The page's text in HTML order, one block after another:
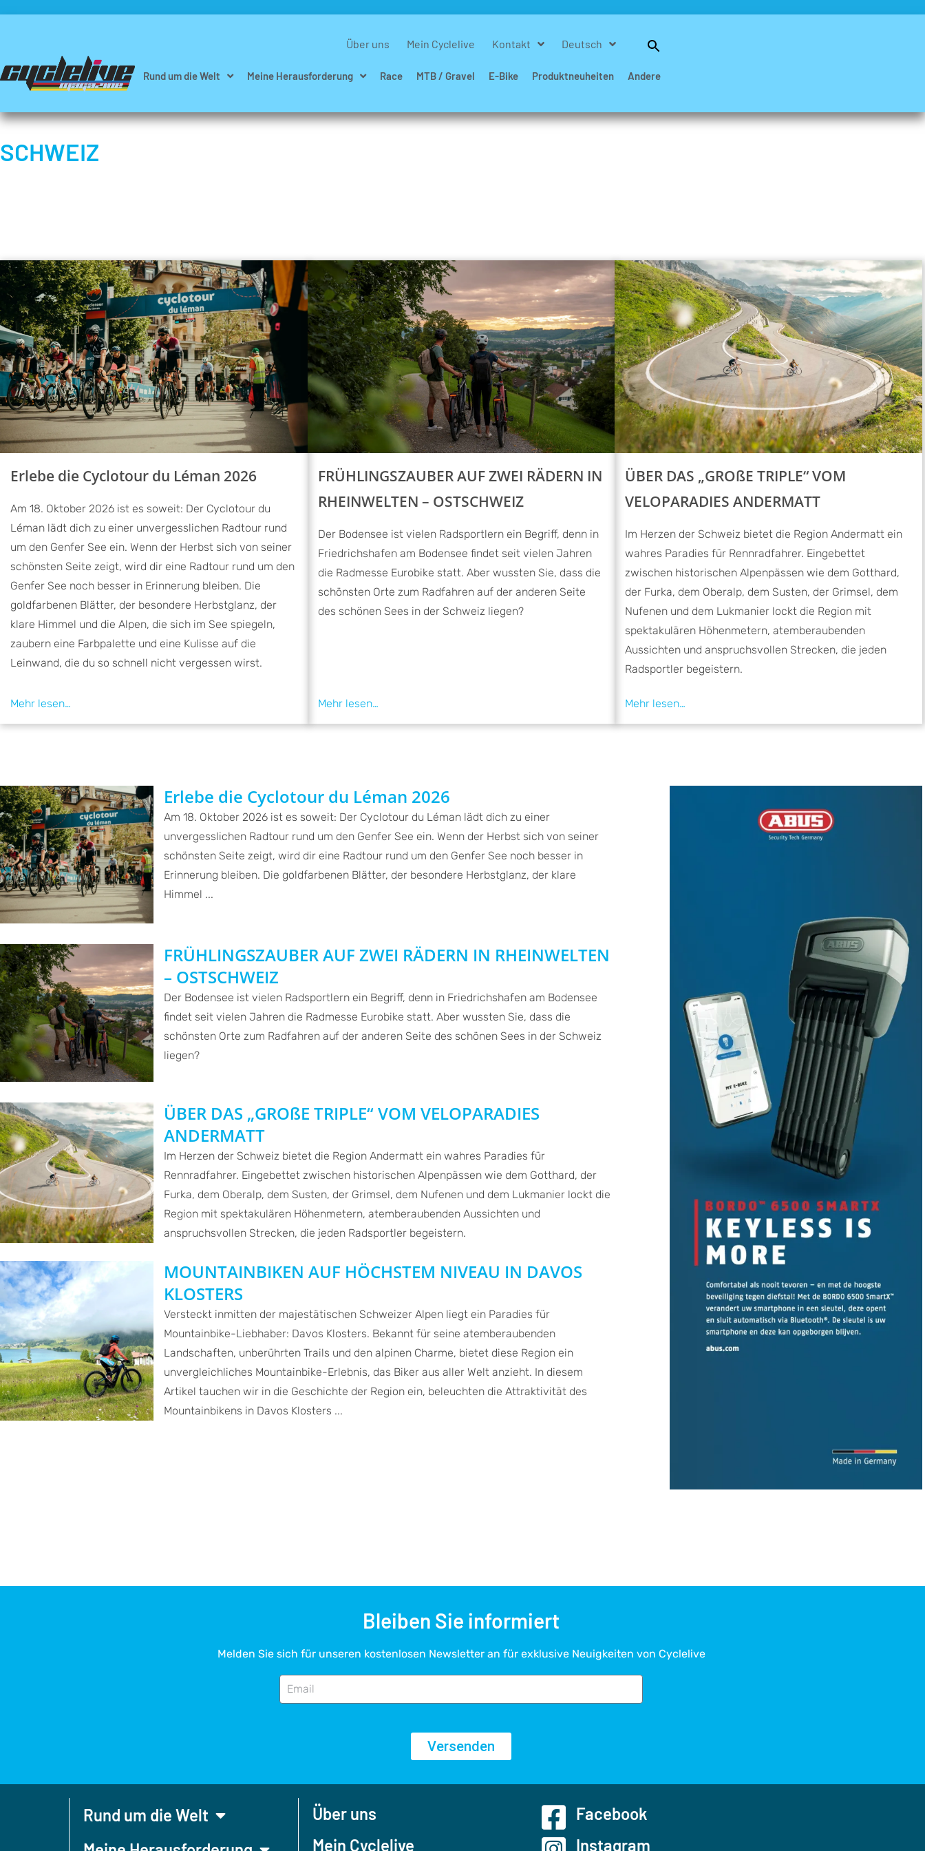
Über uns Mein Cyclelive Kontakt Deutsch
Rund um die Welt Meine Herausforderung Race MTB / Gravel E-Bike Produktneuheiten Andere
SCHWEIZ
Erlebe die Cyclotour du Léman 2026
Am 18. Oktober 2026 ist es soweit: Der Cyclotour du
Léman lädt dich zu einer unvergesslichen Radtour rund
um den Genfer See ein. Wenn der Herbst sich von seiner
schönsten Seite zeigt, wird dir eine Radtour rund um den
Genfer See noch besser in Erinnerung bleiben. Die
goldfarbenen Blätter, der besondere Herbstglanz, der
klare Himmel und die Alpen, die sich im See spiegeln,
zaubern eine Farbpalette und eine Kulisse auf die
Leinwand, die du so schnell nicht vergessen wirst.
FRÜHLINGSZAUBER AUF ZWEI RÄDERN IN
RHEINWELTEN – OSTSCHWEIZ
Der Bodensee ist vielen Radsportlern ein Begriff, denn in
Friedrichshafen am Bodensee findet seit vielen Jahren
die Radmesse Eurobike statt. Aber wussten Sie, dass die
schönsten Orte zum Radfahren auf der anderen Seite
des schönen Sees in der Schweiz liegen?
ÜBER DAS „GROßE TRIPLE“ VOM
VELOPARADIES ANDERMATT
Im Herzen der Schweiz bietet die Region Andermatt ein
wahres Paradies für Rennradfahrer. Eingebettet
zwischen historischen Alpenpässen wie dem Gotthard,
der Furka, dem Oberalp, dem Susten, der Grimsel, dem
Nufenen und dem Lukmanier lockt die Region mit
spektakulären Höhenmetern, atemberaubenden
Aussichten und anspruchsvollen Strecken, die jeden
Radsportler begeistern.
Erlebe die Cyclotour du Léman 2026
Am 18. Oktober 2026 ist es soweit: Der Cyclotour du Léman lädt dich zu einer
unvergesslichen Radtour rund um den Genfer See ein. Wenn der Herbst sich von seiner
schönsten Seite zeigt, wird dir eine Radtour rund um den Genfer See noch besser in
Erinnerung bleiben. Die goldfarbenen Blätter, der besondere Herbstglanz, der klare
Himmel ...
FRÜHLINGSZAUBER AUF ZWEI RÄDERN IN RHEINWELTEN
– OSTSCHWEIZ
Der Bodensee ist vielen Radsportlern ein Begriff, denn in Friedrichshafen am Bodensee
findet seit vielen Jahren die Radmesse Eurobike statt. Aber wussten Sie, dass die
schönsten Orte zum Radfahren auf der anderen Seite des schönen Sees in der Schweiz
liegen?
ÜBER DAS „GROßE TRIPLE“ VOM VELOPARADIES
ANDERMATT
Im Herzen der Schweiz bietet die Region Andermatt ein wahres Paradies für
Rennradfahrer. Eingebettet zwischen historischen Alpenpässen wie dem Gotthard, der
Furka, dem Oberalp, dem Susten, der Grimsel, dem Nufenen und dem Lukmanier lockt die
Region mit spektakulären Höhenmetern, atemberaubenden Aussichten und
anspruchsvollen Strecken, die jeden Radsportler begeistern.
MOUNTAINBIKEN AUF HÖCHSTEM NIVEAU IN DAVOS
KLOSTERS
Versteckt inmitten der majestätischen Schweizer Alpen liegt ein Paradies für
Mountainbike-Liebhaber: Davos Klosters. Bekannt für seine atemberaubenden
Landschaften, unberührten Trails und den alpinen Charme, bietet diese Region ein
unvergleichliches Mountainbike-Erlebnis, das Biker aus aller Welt anzieht. In diesem
Artikel tauchen wir in die Geschichte der Region ein, beleuchten die Attraktivität des
Mountainbikens in Davos Klosters ...
Bleiben Sie informiert
Melden Sie sich für unseren kostenlosen Newsletter an für exklusive Neuigkeiten von Cyclelive
Versenden
Rund um die Welt
Über uns
Mein Cyclelive
Facebook
Instagram